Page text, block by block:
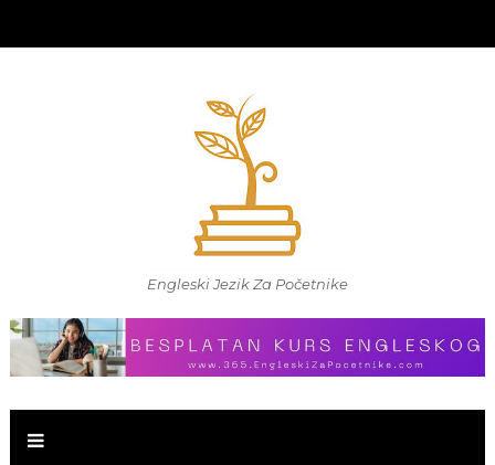
Engleski Jezik Za Početnike